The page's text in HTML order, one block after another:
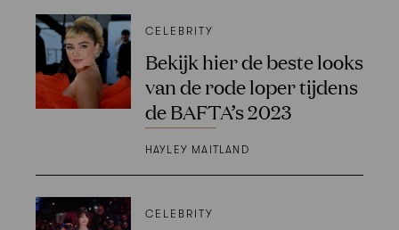
CELEBRITY
Bekijk hier de beste looks
van de rode loper tijdens
de BAFTA’s 2023
HAYLEY MAITLAND
CELEBRITY